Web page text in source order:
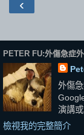
‹
PETER FU:外傷急症
外傷
演講
檢視我的完整簡介